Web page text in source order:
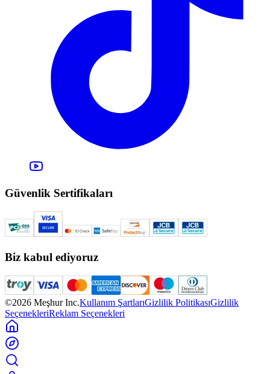
Güvenlik Sertifikaları
Biz kabul ediyoruz
©2026 Meşhur Inc.Kullanım ŞartlarıGizlilik PolitikasıGizlilik
SeçenekleriReklam Seçenekleri